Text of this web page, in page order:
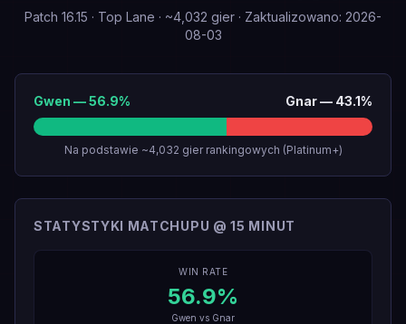
Patch 16.15 · Top Lane · ~4,032 gier · Zaktualizowano: 2026-
08-03
Gwen —56.9% Gnar— 43.1%
Na podstawie ~4,032 gier rankingowych (Platinum+)
STATYSTYKI MATCHUPU @ 15 MINUT
WIN RATE
56.9%
Gwen vs Gnar